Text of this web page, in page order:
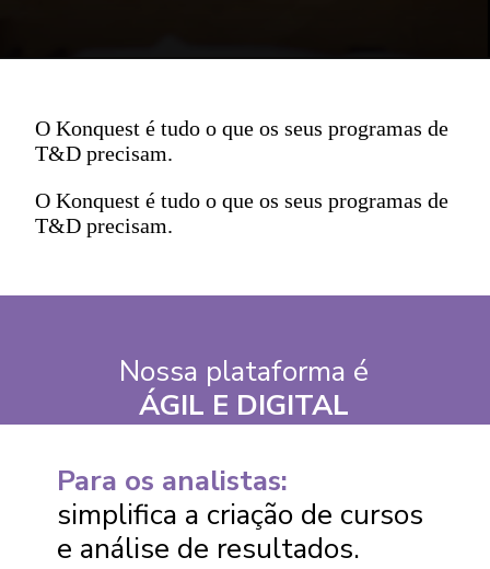
O Konquest é tudo o que os seus programas de
T&D precisam.
O Konquest é tudo o que os seus programas de
T&D precisam.
Para os analistas:
simplifica a criação de cursos
e análise de resultados.
Nossa plataforma é
ÁGIL E DIGITAL